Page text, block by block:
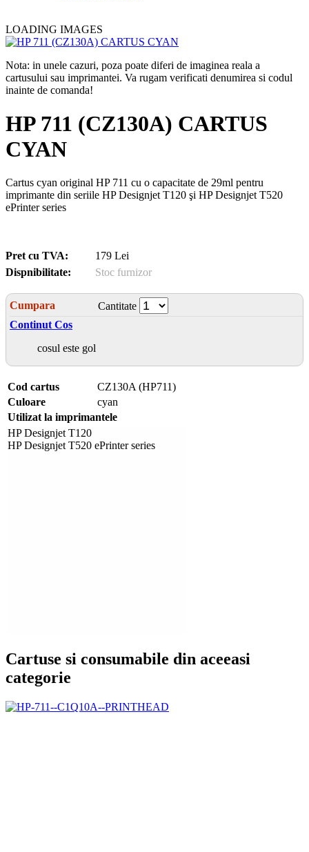
LOADING IMAGES
Nota: in unele cazuri, poza poate diferi de imaginea reala a
cartusului sau imprimantei. Va rugam verificati denumirea si codul
inainte de comanda!
HP 711 (CZ130A) CARTUS
CYAN
Cartus cyan original HP 711 cu o capacitate de 29ml pentru
imprimante din seriile HP Designjet T120 şi HP Designjet T520
ePrinter series
Pret cu TVA:
179 Lei
Dispnibilitate:
Stoc furnizor
Cumpara
Cantitate
Continut Cos
cosul este gol
Cod cartus
CZ130A (HP711)
Culoare
cyan
Utilizat la imprimantele
HP Designjet T120
HP Designjet T520 ePrinter series
Cartuse si consumabile din aceeasi
categorie